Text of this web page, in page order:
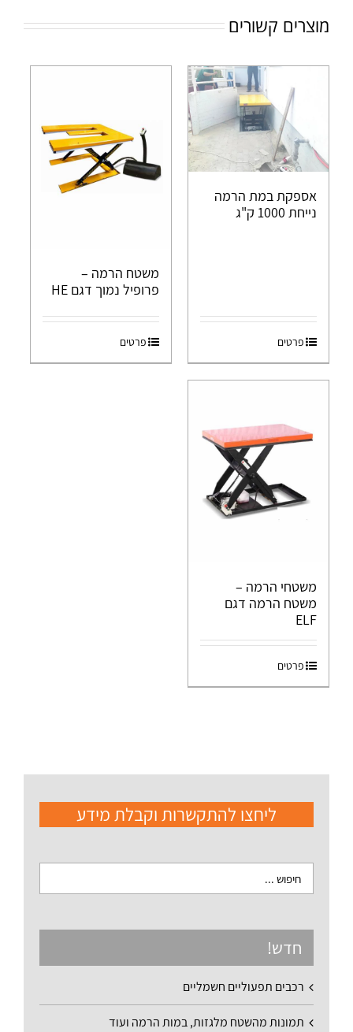
מוצרים קשורים
אספקת במת הרמה
נייחת 1000 ק"ג
פרטים
משטח הרמה –
פרופיל נמוך דגם HE
פרטים
משטחי הרמה –
משטח הרמה דגם
ELF
פרטים
ליחצו להתקשרות וקבלת מידע
חדש!
רכבים תפעוליים חשמליים
תמונות מהשטח מלגזות, במות הרמה ועוד